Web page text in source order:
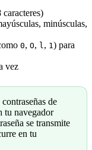
minúsculas,
0, O, l , 1 ) para
vez
de
tu navegador
se transmite
en tu